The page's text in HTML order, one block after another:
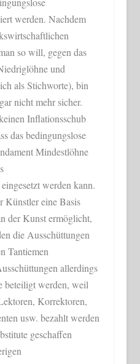
werden. Nachdem
so will, gegen das
und
als Stichworte), bin
nicht mehr sicher.
Inflationsschub
das bedingungslose
Mindestlöhne
werden kann.
Künstler eine Basis
der Kunst ermöglicht,
die Ausschüttungen
Tantiemen
allerdings
beteiligt werden, weil
Korrektoren,
usw. bezahlt werden
geschaffen